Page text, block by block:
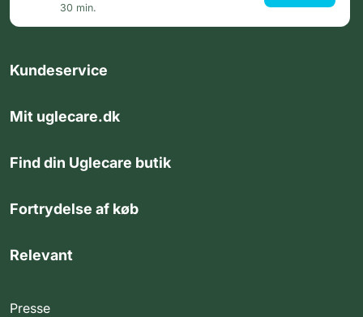
30 min.
Kundeservice
Mit uglecare.dk
Find din Uglecare butik
Fortrydelse af køb
Relevant
Presse